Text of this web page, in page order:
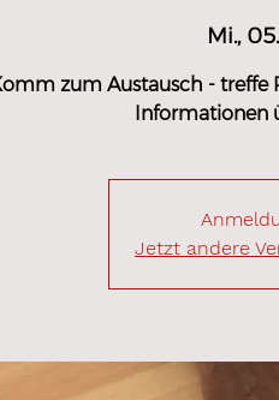
Mi.,
zum Austausch - treffe
Informationen
Jetzt andere